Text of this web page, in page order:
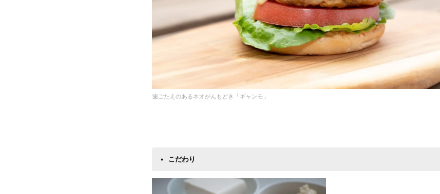
歯ごたえのあるネオがんもどき「ギャンモ」
こだわり